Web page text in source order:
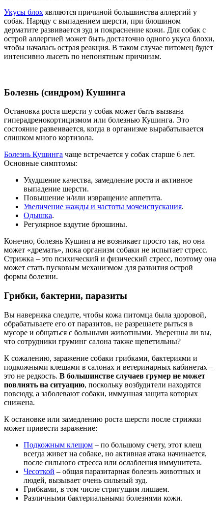
Укусы блох являются причиной большинства аллергий у
собак. Наряду с выпадением шерсти, при блошином
дерматите развивается зуд и покраснение кожи. Для собак с
острой аллергией может быть достаточно одного укуса блохи,
чтобы началась острая реакция. В таком случае питомец будет
интенсивно лысеть по непонятным причинам.
Болезнь (синдром) Кушинга
Остановка роста шерсти у собак может быть вызвана
гиперадренокортицизмом или болезнью Кушинга. Это
состояние развеивается, когда в организме вырабатывается
слишком много кортизола.
Болезнь Кушинга чаще встречается у собак старше 6 лет.
Основные симптомы:
Ухудшение качества, замедление роста и активное
выпадение шерсти.
Повышение и/или извращение аппетита.
Увеличение жажды и частоты мочеиспускания.
Одышка.
Регулярное вздутие брюшины.
Конечно, болезнь Кушинга не возникает просто так, но она
может «дремать», пока организм собаки не испытает стресс.
Стрижка – это психический и физический стресс, поэтому она
может стать пусковым механизмом для развития острой
формы болезни.
Грибки, бактерии, паразиты
Вы наверняка следите, чтобы кожа питомца была здоровой,
обрабатываете его от паразитов, не разрешаете рыться в
мусоре и общаться с больными животными. Уверенны ли вы,
что сотрудники груминг салона также щепетильны?
К сожалению, заражение собаки грибками, бактериями и
подкожными клещами в салонах и ветеринарных кабинетах –
это не редкость. В большинстве случаев грумер не может
повлиять на ситуацию, поскольку возбудители находятся
повсюду, а заболевают собаки, иммунная защита которых
снижена.
К остановке или замедлению роста шерсти после стрижки
может привести заражение:
Подкожным клещом – по большому счету, этот клещ
всегда живет на собаке, но активная атака начинается,
после сильного стресса или ослабления иммунитета.
Чесоткой – общая паразитарная болезнь животных и
людей, вызывает очень сильный зуд.
Грибками, в том числе стригущим лишаем.
Различными бактериальными болезнями кожи.